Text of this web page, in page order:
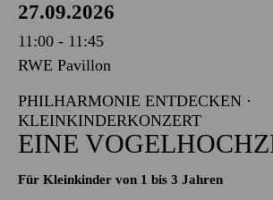
27.09.2026
11:00 - 11:45
RWE Pavillon
PHILHARMONIE ENTDECKEN ·
KLEINKINDERKONZERT
EINE
Für Kleinkinder von 1 bis 3 Jahren